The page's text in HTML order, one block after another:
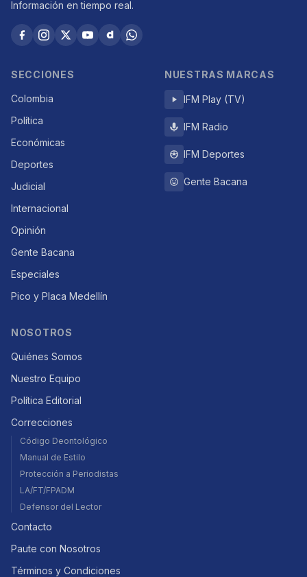
Información en tiempo real.
SECCIONES
Colombia
Política
Económicas
Deportes
Judicial
Internacional
Opinión
Gente Bacana
Especiales
Pico y Placa Medellín
NUESTRAS MARCAS
IFM Play (TV)
IFM Radio
IFM Deportes
Gente Bacana
NOSOTROS
Quiénes Somos
Nuestro Equipo
Política Editorial
Correcciones
Código Deontológico
Manual de Estilo
Protección a Periodistas
LA/FT/FPADM
Defensor del Lector
Contacto
Paute con Nosotros
Términos y Condiciones